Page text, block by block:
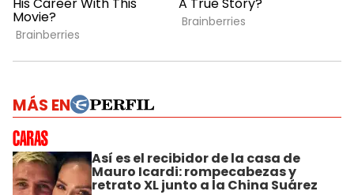
MÁS EN
Así es el recibidor de la casa de
Mauro Icardi: rompecabezas y
retrato XL junto a la China Suárez